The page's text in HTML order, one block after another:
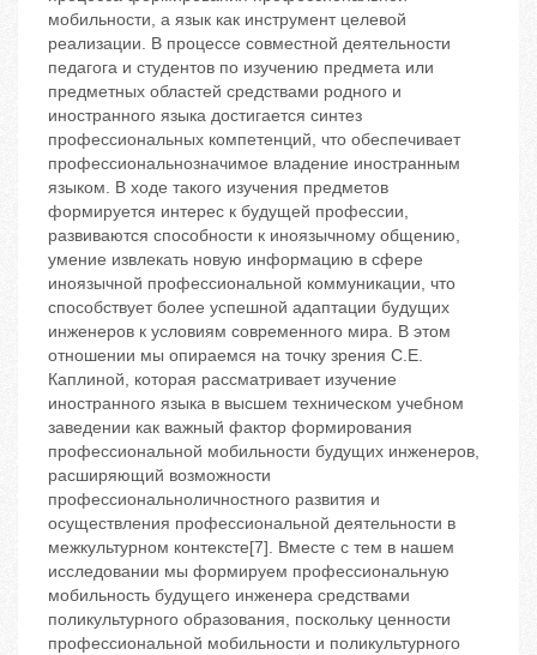
мобильности, а язык ‬как инструмент целевой
реализации. В процессе совместной деятельности
педагога и студентов по изучению предмета или
предметных областей средствами родного и
иностранного языка достигается синтез
профессиональных компетенций, что обеспечивает
профессиональнозначимое владение иностранным
языком. В ходе такого изучения предметов
формируется интерес к будущей профессии,
развиваются способности к иноязычному общению,
умение извлекать новую информацию в сфере
иноязычной профессиональной коммуникации, что
способствует более успешной адаптации будущих
инженеров к условиям современного мира. В этом
отношении мы опираемся на точку зрения С.Е.
Каплиной, которая рассматривает изучение
иностранного языка в высшем техническом учебном
заведении как важный фактор формирования
профессиональной мобильности будущих инженеров,
расширяющий возможности
профессиональноличностного развития и
осуществления профессиональной деятельности в
межкультурном контексте[7]. Вместе с тем в нашем
исследовании мы формируем профессиональную
мобильность будущего инженера средствами
поликультурного образования, поскольку ценности
профессиональной мобильности и поликультурного